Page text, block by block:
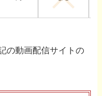
の動画配信サイトの